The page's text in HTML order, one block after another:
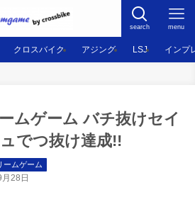
search menu
クロスバイク アジング LSJ インプ
ムゲーム バチ抜けセイ
でつ抜け達成!!
ームゲーム
28日